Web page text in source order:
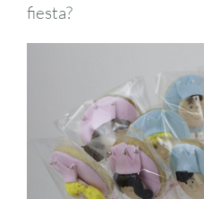
fiesta?